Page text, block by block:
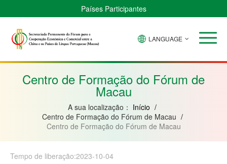
Países Participantes
Verde
Bissau
Guiné
Moçambique
LANGUAGE
Centro de Formação do Fórum de
Macau
A sua localização： Início /
Centro de Formação do Fórum de Macau /
Centro de Formação do Fórum de Macau
Tempo de liberação:2023-10-04